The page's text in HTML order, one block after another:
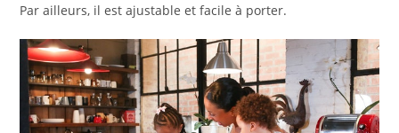
Par ailleurs, il est ajustable et facile à porter.